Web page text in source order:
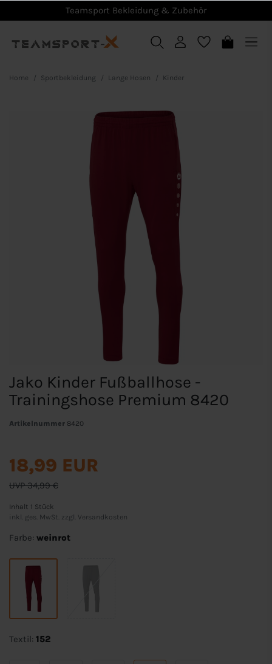
Teamsport Bekleidung & Zubehör
Home Sportbekleidung Lange Hosen Kinder
Jako Kinder Fußballhose -
Trainingshose Premium 8420
Artikelnummer 8420
UVP 34,99 €
18,99 EUR
Inhalt 1 Stück
inkl. ges. MwSt. zzgl.
Versandkosten
Farbe: weinrot
Textil: 152